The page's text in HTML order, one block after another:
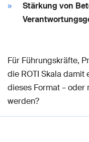
Stärkung von
Für Führungskräfte,
die ROTI Skala damit
dieses Format –
werden?